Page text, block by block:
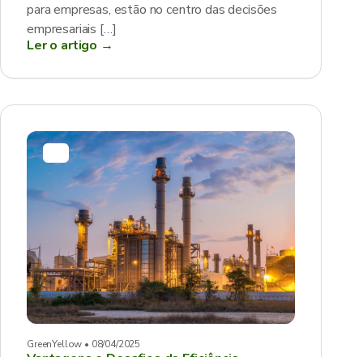
para empresas, estão no centro das decisões
empresariais […]
Ler o artigo →
GreenYellow • 08/04/2025